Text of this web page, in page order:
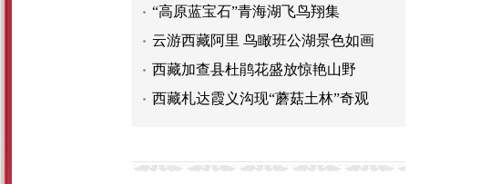
“高原蓝宝石”青海湖飞鸟翔集
云游西藏阿里 鸟瞰班公湖景色如画
西藏加查县杜鹃花盛放惊艳山野
西藏札达霞义沟现“蘑菇土林”奇观